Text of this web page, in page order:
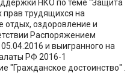
НКО по теме "Защита
прав трудящихся на
отдых, оздоровление и
Распоряжением
и выигранного на
РФ 2016-1
"Гражданское достоинство" .